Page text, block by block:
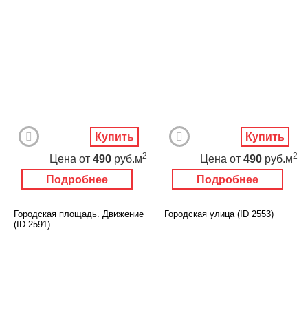
Подробнее
Цена от 490 руб.м2
Купить
Подробнее
Цена от 490 руб.м2
Купить
Городская площадь. Движение
(ID 2591)
Городская улица (ID 2553)